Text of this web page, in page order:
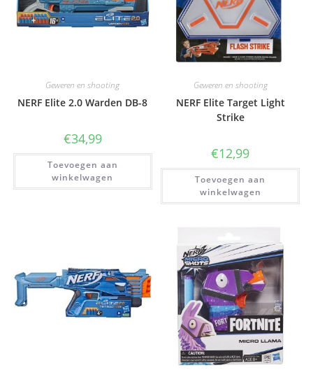
Geweren en shooting
NERF Elite 2.0 Warden DB-8
€34,99
Toevoegen aan
winkelwagen
Geweren en shooting
NERF Elite Target Light
Strike
€12,99
Toevoegen aan
winkelwagen